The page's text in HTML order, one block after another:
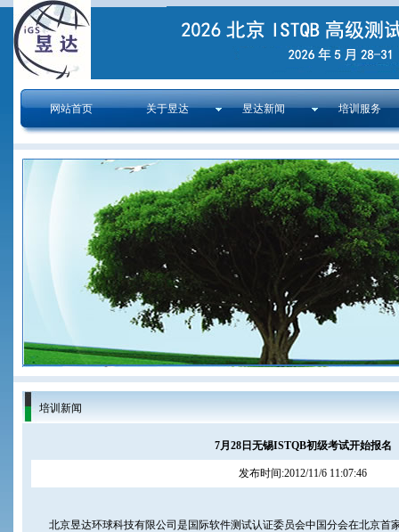
网站首页 关于昱达 昱达新闻 培训服务
培训新闻
7月28日无锡ISTQB初级考试开始报名
发布时间:2012/11/6 11:07:46
北京昱达环球科技有限公司是国际软件测试认证委员会中国分会在北京首